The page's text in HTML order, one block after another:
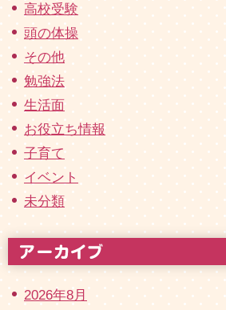
高校受験
頭の体操
その他
勉強法
生活面
お役立ち情報
子育て
イベント
未分類
2026年8月